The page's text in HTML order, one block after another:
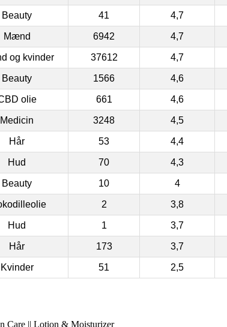
Beauty 41 4,7
Mænd 6942 4,7
og kvinder 37612 4,7
Beauty 1566 4,6
olie 661 4,6
Medicin 3248 4,5
Hår 53 4,4
Hud 70 4,3
Beauty 10 4
2 3,8
Hud 1 3,7
Hår 173 3,7
Kvinder 51 2,5
Care || Lotion & Moisturizer